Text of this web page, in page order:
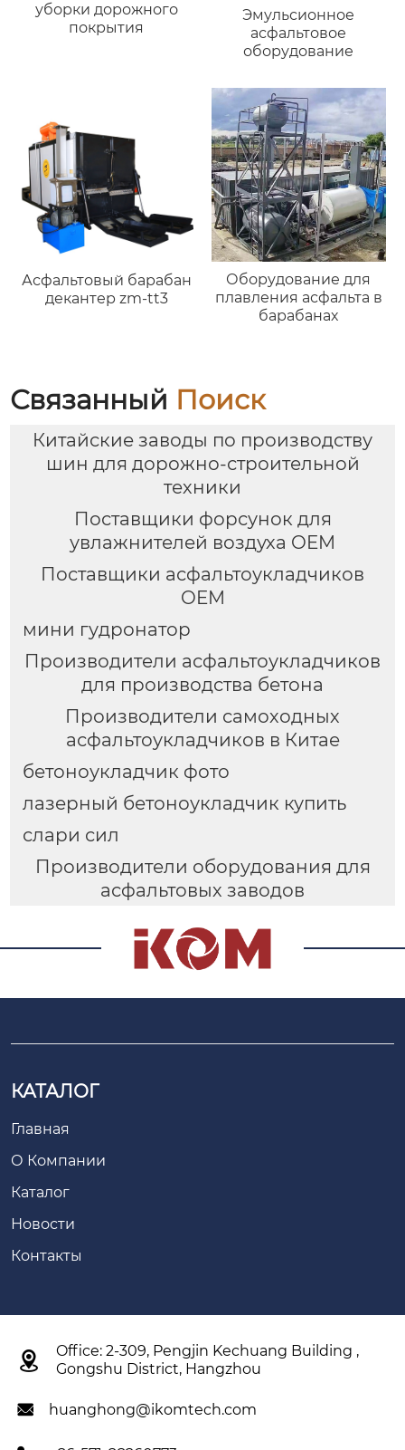
уборки дорожного
покрытия
Эмульсионное
асфальтовое
оборудование
Асфальтовый барабан
декантер zm-tt3
Оборудование для
плавления асфальта в
барабанах
Связанный Поиск
Китайские заводы по производству
шин для дорожно-строительной
техники
Поставщики форсунок для
увлажнителей воздуха OEM
Поставщики асфальтоукладчиков
OEM
мини гудронатор
Производители асфальтоукладчиков
для производства бетона
Производители самоходных
асфальтоукладчиков в Китае
бетоноукладчик фото
лазерный бетоноукладчик купить
слари сил
Производители оборудования для
асфальтовых заводов
КАТАЛОГ
Главная
О Компании
Каталог
Новости
Контакты

Office: 2-309, Pengjin Kechuang Building ,
Gongshu District, Hangzhou
 huanghong@ikomtech.com